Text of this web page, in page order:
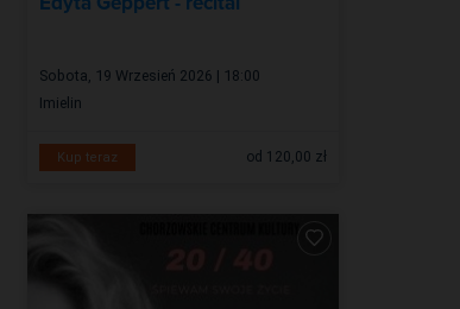
Sobota, 19 Wrzesień 2026 | 18:00
Imielin
Kup teraz od 120,00 zł